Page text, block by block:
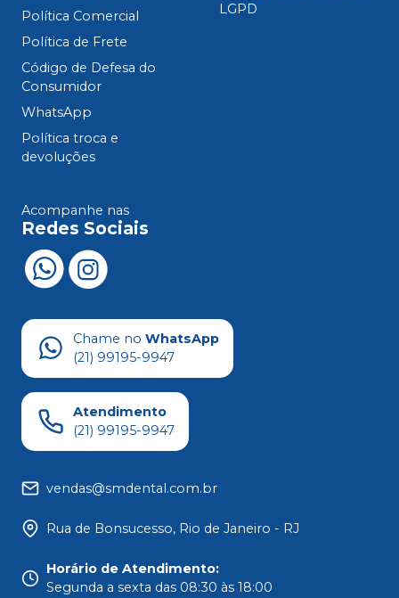
Política Comercial
Política de Frete
Código de Defesa do
Consumidor
WhatsApp
Política troca e
devoluções
LGPD
Acompanhe nas
Redes Sociais
Chame no WhatsApp
(21) 99195-9947
Atendimento
(21) 99195-9947
vendas@smdental.com.br
Rua de Bonsucesso, Rio de Janeiro - RJ
Horário de Atendimento:
Segunda a sexta das 08:30 às 18:00